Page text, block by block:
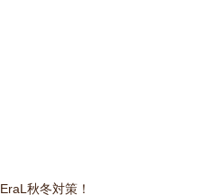
EraL秋冬対策！